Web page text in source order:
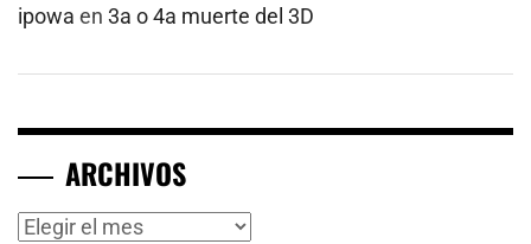
ipowa en 3a o 4a muerte del 3D
ARCHIVOS
Archivos